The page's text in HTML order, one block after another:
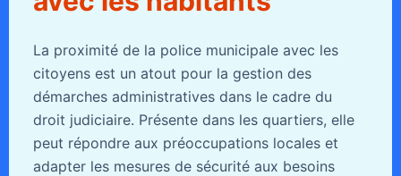
La proximité de la police municipale avec les
citoyens est un atout pour la gestion des
démarches administratives dans le cadre du
droit judiciaire. Présente dans les quartiers, elle
peut répondre aux préoccupations locales et
adapter les mesures de sécurité aux besoins